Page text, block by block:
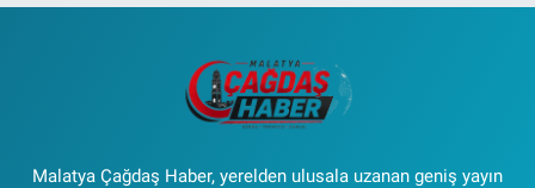
Malatya Çağdaş Haber, yerelden ulusala uzanan geniş yayın